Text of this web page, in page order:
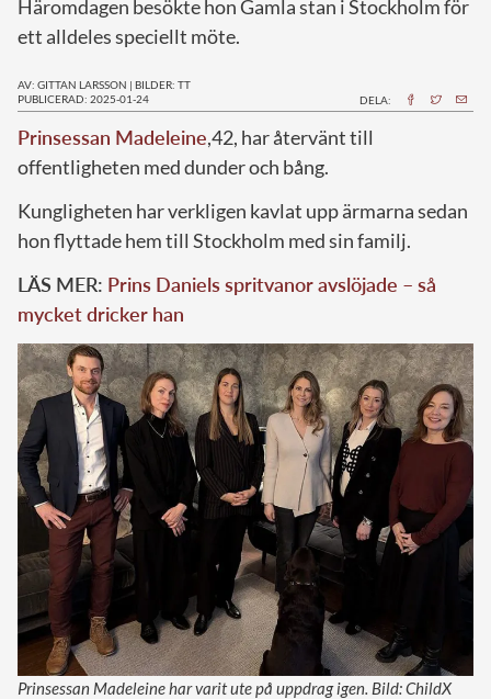
Häromdagen besökte hon Gamla stan i Stockholm för
ett alldeles speciellt möte.
AV: GITTAN LARSSON | BILDER: TT
PUBLICERAD: 2025-01-24
DELA:
Prinsessan Madeleine,42, har återvänt till
offentligheten med dunder och bång.
Kungligheten har verkligen kavlat upp ärmarna sedan
hon flyttade hem till Stockholm med sin familj.
LÄS MER: Prins Daniels spritvanor avslöjade – så
mycket dricker han
Prinsessan Madeleine har varit ute på uppdrag igen. Bild: ChildX